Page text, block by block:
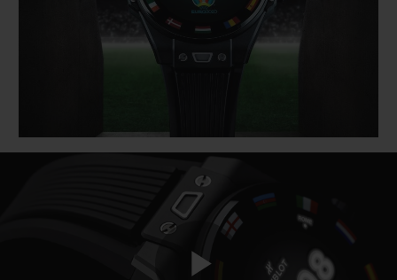
BIG BANG
PEACH CERAMIC
HUBLOTISTA ET EXTENSION DE GARANTIE